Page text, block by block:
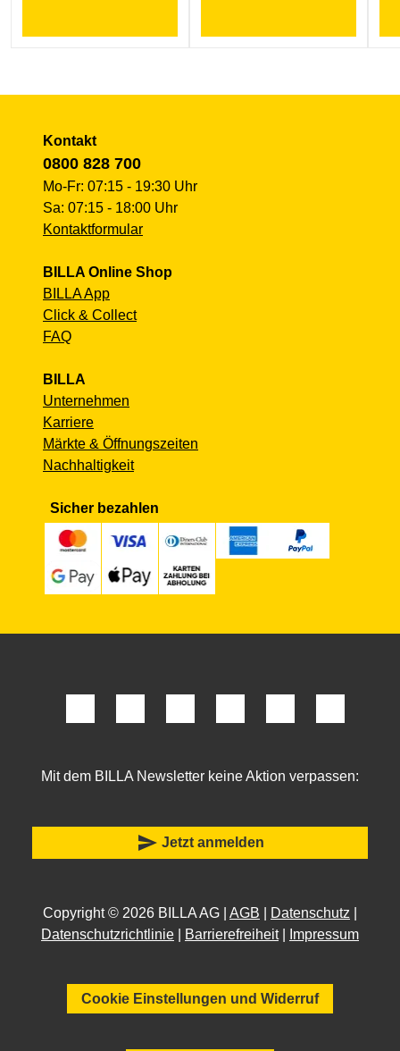
Kontakt
0800 828 700
Mo-Fr: 07:15 - 19:30 Uhr
Sa: 07:15 - 18:00 Uhr
Kontaktformular
BILLA Online Shop
BILLA App
Click & Collect
FAQ
BILLA
Unternehmen
Karriere
Märkte & Öffnungszeiten
Nachhaltigkeit
Sicher bezahlen
Mit dem BILLA Newsletter keine Aktion verpassen:
send Jetzt anmelden
Copyright © 2026 BILLA AG | AGB Datenschutz
Datenschutzrichtlinie
Barrierefreiheit| Impressum
Cookie Einstellungen und Widerruf